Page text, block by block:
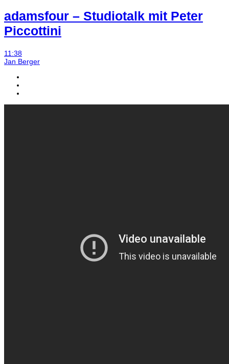
adamsfour – Studiotalk mit Peter
Piccottini
11:38
Jan Berger